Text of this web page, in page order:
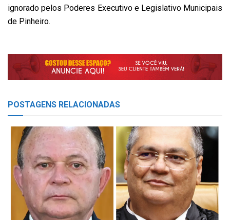
ignorado pelos Poderes Executivo e Legislativo Municipais
de Pinheiro.
POSTAGENS RELACIONADAS